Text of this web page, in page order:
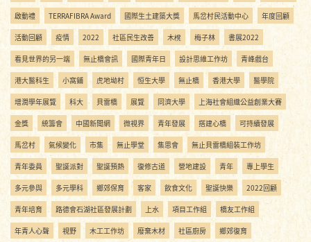
啟動禮 TERRAFIBRA Award 國際生土建築大獎 馬岔村民活動中心 年度回顧
活動回顧 疫情 2022 社區民生改善 木櫈 梅子林 書展2022
看見世界的另一端 無止橋會訊 國際青年日 設計思維工作坊 青峰戲台
港大醫科生 小窩鋪 虎地坳村 恒生大學 無止橋 香港大學 醫學院
增潤學年展覽 科大 貝雷橋 展覽 同濟大學 上海社會組織公益創業大賽
金獎 統籌會 中國新聞網 微視界 青年發展 搭建心橋 可持續發展
馬岔村 氣候變化 市集 無止學堂 集思會 無止貝雷橋組裝工作坊
青年委員 聖誕派對 聖誕預熱 復修古道 營地建設 青年 專上學生
多元參與 多元學科 鄉郊保育 客家 飲食文化 聖誕快樂 2022回顧
青年培育 路德會石湖社區發展計劃 上水 項目工作組 橋友工作組
年青人心聲 視野 木工工作坊 廢棄木材 社區廚房 鄉郊復育